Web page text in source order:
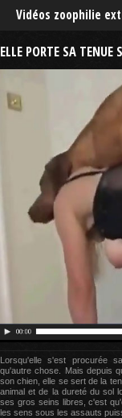
Vidéos zoophilie
ELLE PORTE SA TENUE
Lorsqu'elle s'est procurée
qu'autre chose. Mais depuis
son chien, elle se sert de la
animal et de la dureté du sol
ses gros seins libres, c'est
les sens sous les assauts